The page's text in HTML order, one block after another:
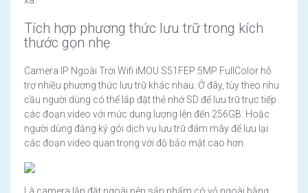
Tích hợp phương thức lưu trữ trong kích
thước gọn nhẹ
Camera IP Ngoài Trời Wifi iMOU S51FEP 5MP FullColor hỗ
trợ nhiều phương thức lưu trữ khác nhau. Ở đây, tùy theo nhu
cầu người dùng có thể lắp đặt thẻ nhớ SD để lưu trữ trực tiếp
các đoạn video với mức dung lượng lên đến 256GB. Hoặc
người dùng đăng ký gói dịch vụ lưu trữ đám mây để lưu lại
các đoạn video quan trọng với độ bảo mật cao hơn.